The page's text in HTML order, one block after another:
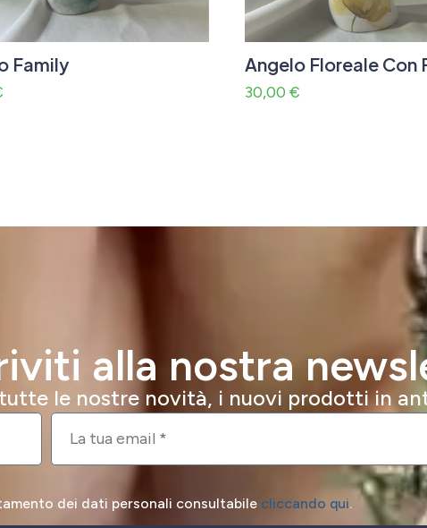
Family Angelo Floreale Con
30,00 €
alla nostra
le nostre novità, i nuovi prodotti in
dei dati personali consultabile cliccando qui.